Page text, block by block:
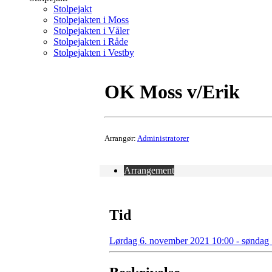
Stolpejakt
Stolpejakten i Moss
Stolpejakten i Våler
Stolpejakten i Råde
Stolpejakten i Vestby
OK Moss v/Erik
Arrangør: Administratorer
Arrangement
Tid
Lørdag 6. november 2021 10:00 -